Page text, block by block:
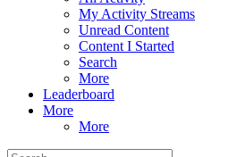
My Activity Streams
Unread Content
Content I Started
Search
More
Leaderboard
More
More